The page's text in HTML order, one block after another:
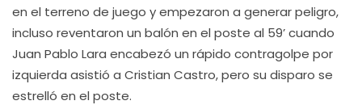
en el terreno de juego y empezaron a generar peligro,
incluso reventaron un balón en el poste al 59’ cuando
Juan Pablo Lara encabezó un rápido contragolpe por
izquierda asistió a Cristian Castro, pero su disparo se
estrelló en el poste.